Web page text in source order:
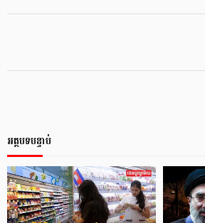
អត្ថបទបន្ទាប់